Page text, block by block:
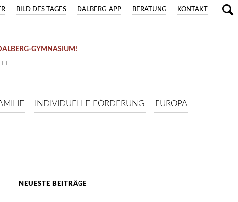
KONTAKT
BERATUNG
DALBERG-APP
BILD DES TAGES
GYMNASIUM!
INDIVIDUELLE FÖRDERUNG EUROPA
NEUESTE BEITRÄGE